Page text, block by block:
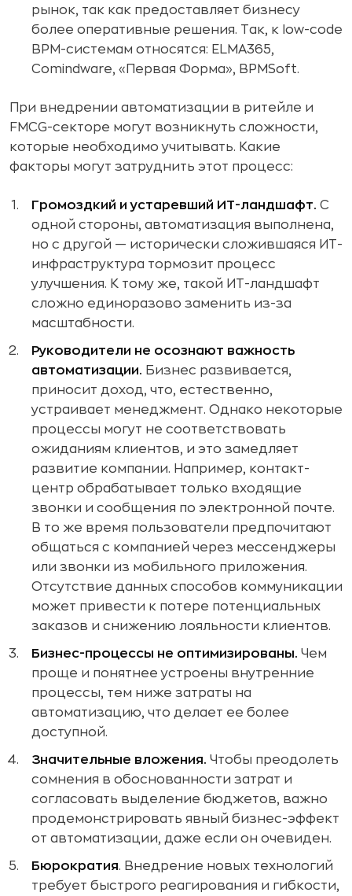
рынок, так как предоставляет бизнесу
более оперативные решения. Так, к low-code
BPM-системам относятся: ELMA365,
Comindware, «Первая Форма», BPMSoft.
При внедрении автоматизации в ритейле и
FMCG-секторе могут возникнуть сложности,
которые необходимо учитывать. Какие
факторы могут затруднить этот процесс:
Громоздкий и устаревший ИТ-ландшафт. С
одной стороны, автоматизация выполнена,
но с другой — исторически сложившаяся ИТ-
инфраструктура тормозит процесс
улучшения. К тому же, такой ИТ-ландшафт
сложно единоразово заменить из-за
масштабности.
Руководители не осознают важность
автоматизации. Бизнес развивается,
приносит доход, что, естественно,
устраивает менеджмент. Однако некоторые
процессы могут не соответствовать
ожиданиям клиентов, и это замедляет
развитие компании. Например, контакт-
центр обрабатывает только входящие
звонки и сообщения по электронной почте.
В то же время пользователи предпочитают
общаться с компанией через мессенджеры
или звонки из мобильного приложения.
Отсутствие данных способов коммуникации
может привести к потере потенциальных
заказов и снижению лояльности клиентов.
Бизнес-процессы не оптимизированы. Чем
проще и понятнее устроены внутренние
процессы, тем ниже затраты на
автоматизацию, что делает ее более
доступной.
Значительные вложения. Чтобы преодолеть
сомнения в обоснованности затрат и
согласовать выделение бюджетов, важно
продемонстрировать явный бизнес-эффект
от автоматизации, даже если он очевиден.
Бюрократия. Внедрение новых технологий
требует быстрого реагирования и гибкости,